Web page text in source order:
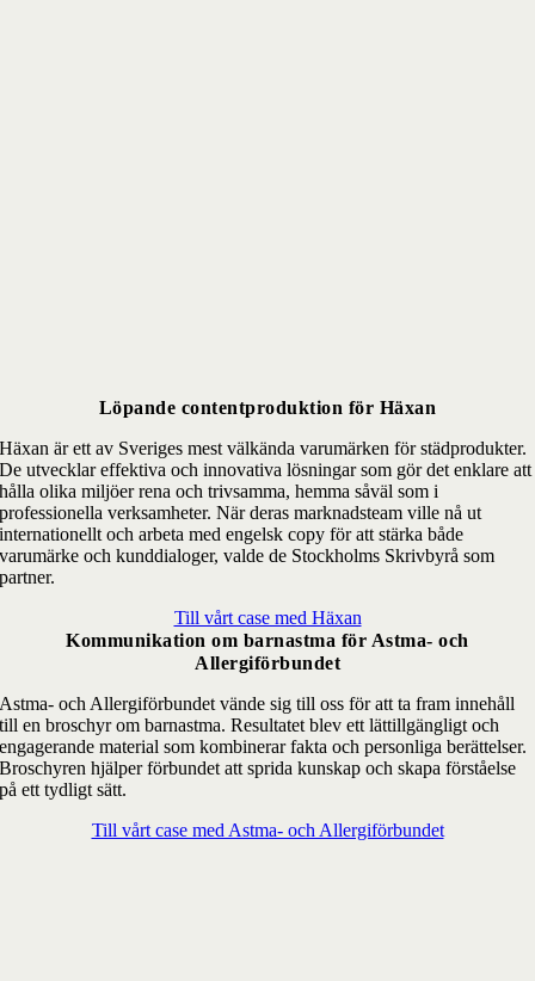
Löpande contentproduktion för Häxan
Häxan är ett av Sveriges mest välkända varumärken för städprodukter.
De utvecklar effektiva och innovativa lösningar som gör det enklare att
hålla olika miljöer rena och trivsamma, hemma såväl som i
professionella verksamheter. När deras marknadsteam ville nå ut
internationellt och arbeta med engelsk copy för att stärka både
varumärke och kunddialoger, valde de Stockholms Skrivbyrå som
partner.
Till vårt case med Häxan
Kommunikation om barnastma för Astma- och
Allergiförbundet
Astma- och Allergiförbundet vände sig till oss för att ta fram innehåll
till en broschyr om barnastma. Resultatet blev ett lättillgängligt och
engagerande material som kombinerar fakta och personliga berättelser.
Broschyren hjälper förbundet att sprida kunskap och skapa förståelse
på ett tydligt sätt.
Till vårt case med Astma- och Allergiförbundet